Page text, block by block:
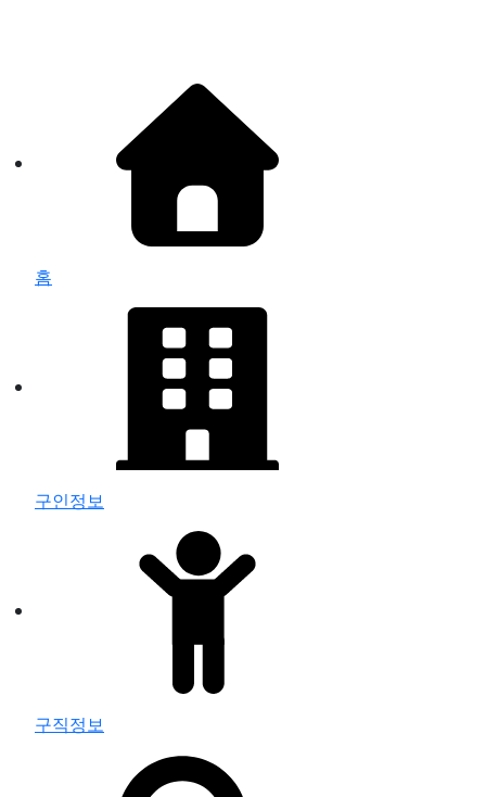
홈
구인정보
구직정보